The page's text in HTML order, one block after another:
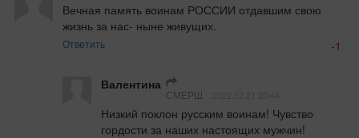
Вечная память воинам РОССИИ отдавшим свою
жизнь за нас- ныне живущих.
Ответить -1
Валентина
СМЕРШ
Низкий поклон русским воинам! Чувство
гордости за наших настоящих мужчин!